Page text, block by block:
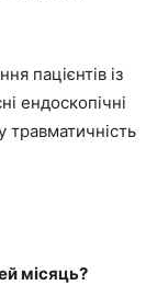
пацієнтів із
ендоскопічні
травматичність
місяць?